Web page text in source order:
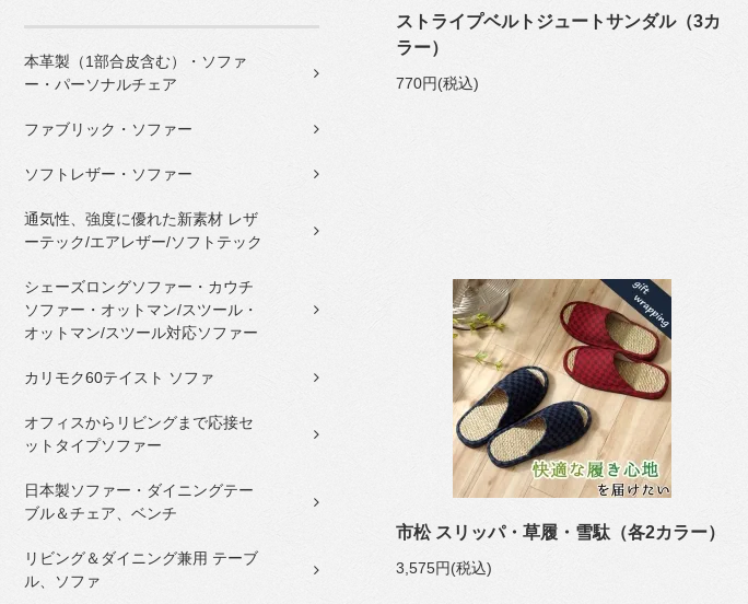
本革製（1部合皮含む）・ソファ
ー・パーソナルチェア
ファブリック・ソファー
ソフトレザー・ソファー
通気性、強度に優れた新素材 レザ
ーテック/エアレザー/ソフトテック
シェーズロングソファー・カウチ
ソファー・オットマン/スツール・
オットマン/スツール対応ソファー
カリモク60テイスト ソファ
オフィスからリビングまで応接セ
ットタイプソファー
日本製ソファー・ダイニングテー
ブル＆チェア、ベンチ
リビング＆ダイニング兼用 テーブ
ル、ソファ
ストライプベルトジュートサンダル（3カ
ラー）
770円(税込)
市松 スリッパ・草履・雪駄（各2カラー）
3,575円(税込)